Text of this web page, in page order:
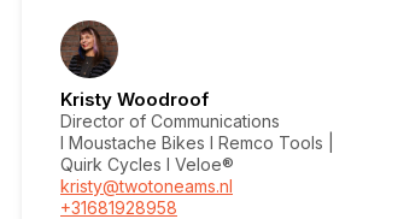
Kristy Woodroof
Director of Communications
I Moustache Bikes I Remco Tools |
Quirk Cycles I Veloe®
kristy@twotoneams.nl
+31681928958